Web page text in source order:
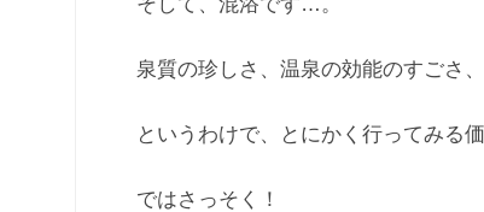
泉質の珍しさ、温泉の効能のすごさ
というわけで、とにかく行ってみる
ではさっそく！